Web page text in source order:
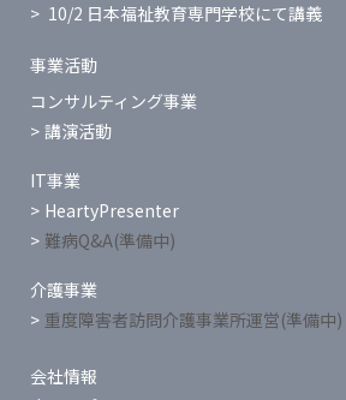
10/2 日本福祉教育専門学校にて講義
事業活動
コンサルティング事業
講演活動
IT事業
HeartyPresenter
難病Q&A(準備中)
介護事業
重度障害者訪問介護事業所運営(準備中)
会社情報